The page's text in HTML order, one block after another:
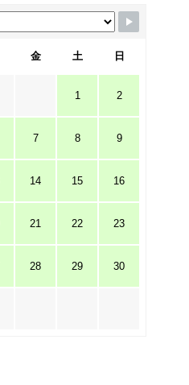
金 土 日
1 2
7 8 9
14 15 16
21 22 23
28 29 30